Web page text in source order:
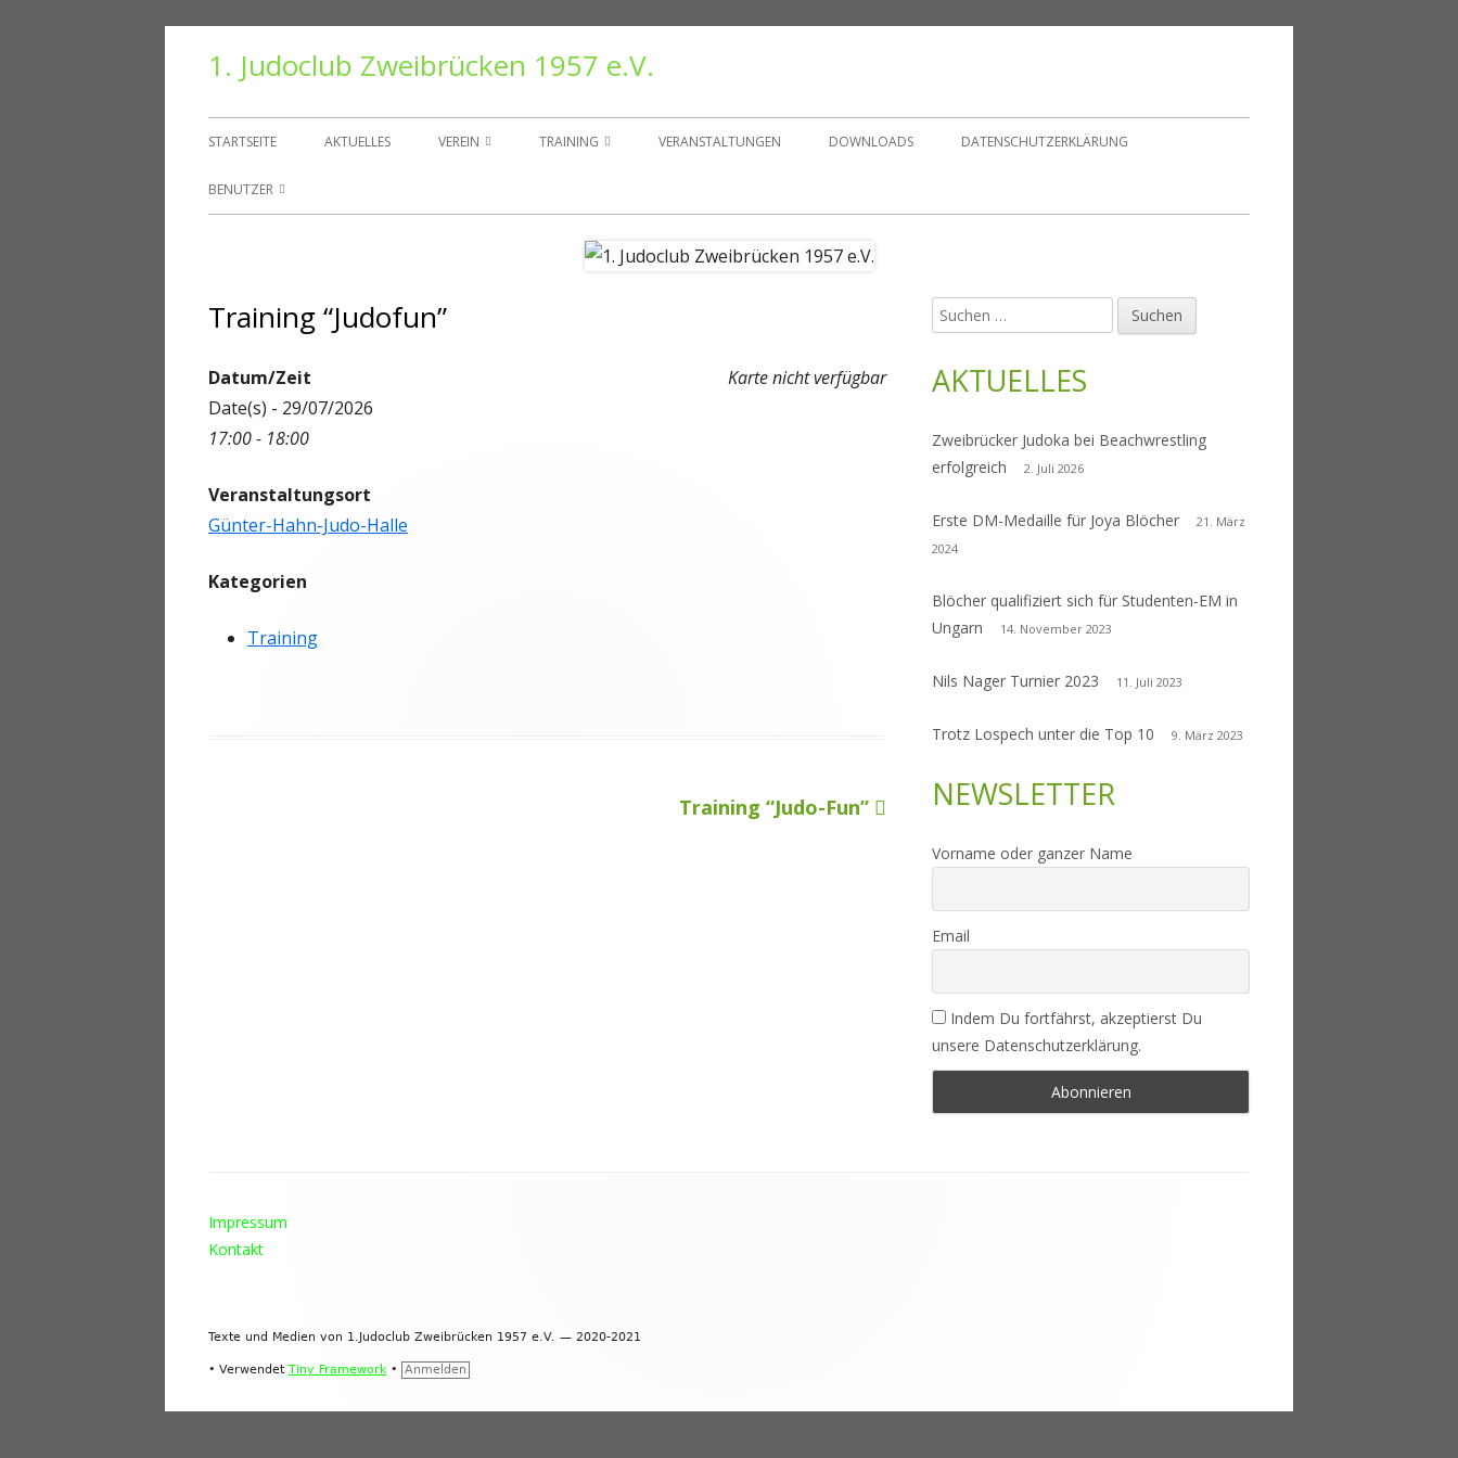
1. Judoclub Zweibrücken 1957 e.V.
Primäres
Menü
STARTSEITE AKTUELLES VEREIN TRAINING VERANSTALTUNGEN DOWNLOADS DATENSCHUTZERKLÄRUNG
BENUTZER
KONTO
ABMELDEN
MITGLIEDER
Training “Judofun”
Karte nicht verfügbar
Datum/Zeit
Date(s) - 29/07/2026
17:00 - 18:00
Veranstaltungsort
Günter-Hahn-Judo-Halle
Kategorien
Training
Nächster
Training “Judo-Fun”
Haupt-
Seitenleiste
Suchen
nach:
AKTUELLES
Zweibrücker Judoka bei Beachwrestling
erfolgreich
2. Juli 2026
Erste DM-Medaille für Joya Blöcher
21. März
2024
Blöcher qualifiziert sich für Studenten-EM in
Ungarn
14. November 2023
Nils Nager Turnier 2023 11. Juli 2023
Trotz Lospech unter die Top 10 9. März 2023
NEWSLETTER
Vorname oder ganzer Name
Email
Indem Du fortfährst, akzeptierst Du
unsere Datenschutzerklärung.
Inhalt
Impressum
Kontakt
Texte und Medien von 1.Judoclub Zweibrücken 1957 e.V. — 2020-2021
• Verwendet Tiny Framework • Anmelden